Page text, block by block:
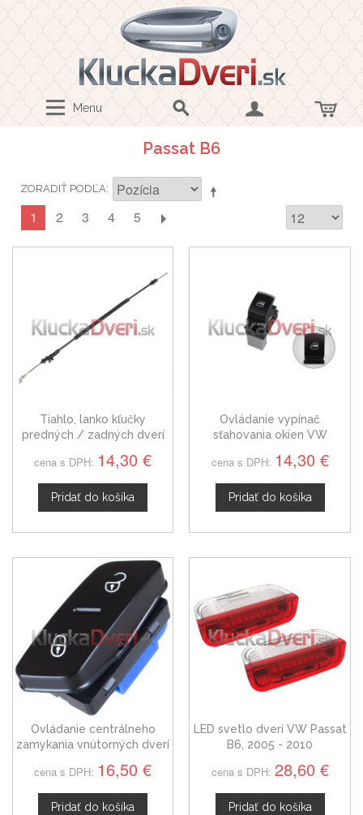
Menu
Passat B6
ZORADIŤ PODĽA
1 2 3 4 5
Tiahlo, lanko kľučky
predných / zadných dverí
cena s DPH: 14,30 €
Pridať do košíka
Ovládanie vypínač
sťahovania okien VW
cena s DPH: 14,30 €
Pridať do košíka
Ovládanie centrálneho
zamykania vnútorných dverí
cena s DPH: 16,50 €
Pridať do košíka
LED svetlo dverí VW Passat
B6, 2005 - 2010
cena s DPH: 28,60 €
Pridať do košíka